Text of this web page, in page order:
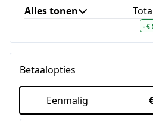
BONUS 1: Maand Shake
Community Support
BONUS 2: Geen
video-opnames van de
BONUS 3: Cursus TikTok
Advertising Expert
- €
Alles tonen
Betaalopties
Eenmalig